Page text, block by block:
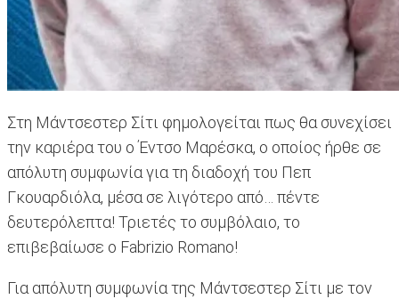
Στη Μάντσεστερ Σίτι φημολογείται πως θα συνεχίσει
την καριέρα του ο Έντσο Μαρέσκα, ο οποίος ήρθε σε
απόλυτη συμφωνία για τη διαδοχή του Πεπ
Γκουαρδιόλα, μέσα σε λιγότερο από… πέντε
δευτερόλεπτα! Τριετές το συμβόλαιο, το
επιβεβαίωσε ο Fabrizio Romano!
Για απόλυτη συμφωνία της Μάντσεστερ Σίτι με τον